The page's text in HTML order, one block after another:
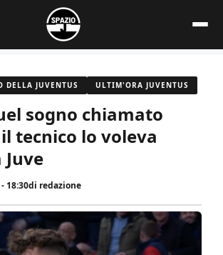
DELLA JUVENTUS ULTIM'ORA JUVENTUS
sogno chiamato
tecnico lo voleva
18:30di redazione